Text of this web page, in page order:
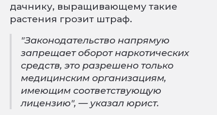
дачнику, выращивающему такие
растения грозит штраф.
"Законодательство напрямую
запрещает оборот наркотических
средств, это разрешено только
медицинским организациям,
имеющим соответствующую
лицензию", — указал юрист.